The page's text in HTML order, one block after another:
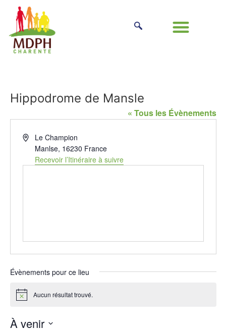
Hippodrome de Mansle
« Tous les Évènements
AdresseLe Champion
Manlse, 16230 France
Recevoir l’Itinéraire à suivre
Évènements pour ce lieu
Notice Aucun résultat trouvé.
À venir